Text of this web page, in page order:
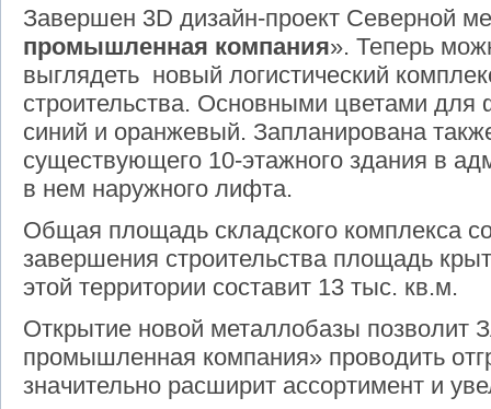
Завершен 3D дизайн-проект Северной
промышленная компания». Теперь
выглядеть новый логистический
строительства. Основными цветами
синий и оранжевый. Запланирована
существующего 10-этажного здания в
в нем наружного лифта.
Общая площадь складского комплекса
завершения строительства площадь
этой территории составит 13 тыс. кв.м.
Открытие новой металлобазы позволит
промышленная компания» проводить
значительно расширит ассортимент и